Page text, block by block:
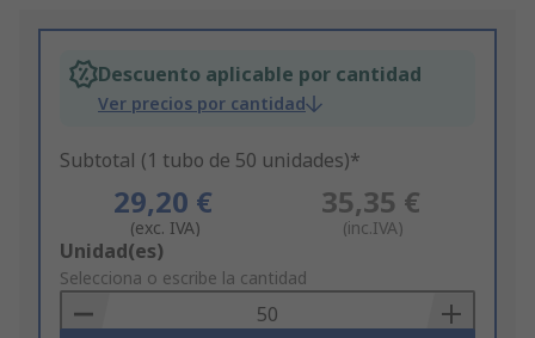
Descuento aplicable por cantidad
Ver precios por cantidad
Subtotal (1 tubo de 50 unidades)*
29,20 €
(exc. IVA)
35,35 €
(inc.IVA)
Add
to
Basket
Unidad(es)
Selecciona o escribe la cantidad